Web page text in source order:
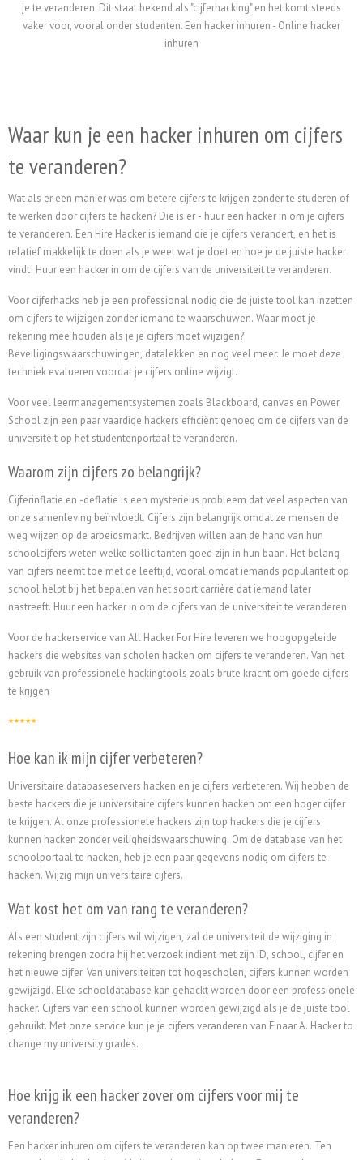
je te veranderen. Dit staat bekend als "cijferhacking" en het komt steeds
vaker voor, vooral onder studenten. Een hacker inhuren - Online hacker
inhuren
Waar kun je een hacker inhuren om cijfers
te veranderen?
Wat als er een manier was om betere cijfers te krijgen zonder te studeren of
te werken door cijfers te hacken? Die is er - huur een hacker in om je cijfers
te veranderen. Een Hire Hacker is iemand die je cijfers verandert, en het is
relatief makkelijk te doen als je weet wat je doet en hoe je de juiste hacker
vindt! Huur een hacker in om de cijfers van de universiteit te veranderen.
Voor cijferhacks heb je een professional nodig die de juiste tool kan inzetten
om cijfers te wijzigen zonder iemand te waarschuwen. Waar moet je
rekening mee houden als je je cijfers moet wijzigen?
Beveiligingswaarschuwingen, datalekken en nog veel meer. Je moet deze
techniek evalueren voordat je cijfers online wijzigt.
Voor veel leermanagementsystemen zoals Blackboard, canvas en Power
School zijn een paar vaardige hackers efficiënt genoeg om de cijfers van de
universiteit op het studentenportaal te veranderen.
Waarom zijn cijfers zo belangrijk?
Cijferinflatie en -deflatie is een mysterieus probleem dat veel aspecten van
onze samenleving beïnvloedt. Cijfers zijn belangrijk omdat ze mensen de
weg wijzen op de arbeidsmarkt. Bedrijven willen aan de hand van hun
schoolcijfers weten welke sollicitanten goed zijn in hun baan. Het belang
van cijfers neemt toe met de leeftijd, vooral omdat iemands populariteit op
school helpt bij het bepalen van het soort carrière dat iemand later
nastreeft. Huur een hacker in om de cijfers van de universiteit te veranderen.
Voor de hackerservice van All Hacker For Hire leveren we hoogopgeleide
hackers die websites van scholen hacken om cijfers te veranderen. Van het
gebruik van professionele hackingtools zoals brute kracht om goede cijfers
te krijgen
Hoe kan ik mijn cijfer verbeteren?
Universitaire databaseservers hacken en je cijfers verbeteren. Wij hebben de
beste hackers die je universitaire cijfers kunnen hacken om een hoger cijfer
te krijgen. Al onze professionele hackers zijn top hackers die je cijfers
kunnen hacken zonder veiligheidswaarschuwing. Om de database van het
schoolportaal te hacken, heb je een paar gegevens nodig om cijfers te
hacken. Wijzig mijn universitaire cijfers.
Wat kost het om van rang te veranderen?
Als een student zijn cijfers wil wijzigen, zal de universiteit de wijziging in
rekening brengen zodra hij het verzoek indient met zijn ID, school, cijfer en
het nieuwe cijfer. Van universiteiten tot hogescholen, cijfers kunnen worden
gewijzigd. Elke schooldatabase kan gehackt worden door een professionele
hacker. Cijfers van een school kunnen worden gewijzigd als je de juiste tool
gebruikt. Met onze service kun je je cijfers veranderen van F naar A. Hacker to
change my university grades.
Hoe krijg ik een hacker zover om cijfers voor mij te
veranderen?
Een hacker inhuren om cijfers te veranderen kan op twee manieren. Ten